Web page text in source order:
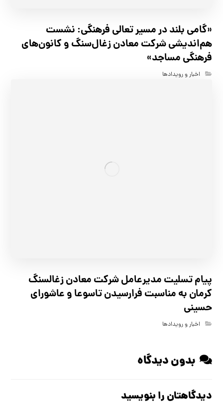
«گامی بلند در مسیر تعالی فرهنگی: نشست
هم‌اندیشی شرکت معادن زغال‌سنگ و کانون‌های
فرهنگی مساجد»
اخبار و رویدادها
پیام تسلیت مدیرعامل شرکت معادن زغالسنگ
کرمان به مناسبت فرارسیدن تاسوعا و عاشورای
حسینی
اخبار و رویدادها
بدون دیدگاه
دیدگاهتان را بنویسید